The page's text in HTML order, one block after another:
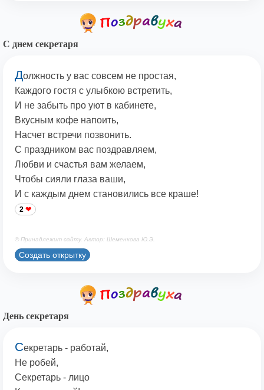
С днем секретаря
Должность у вас совсем не простая,
Каждого гостя с улыбкою встретить,
И не забыть про уют в кабинете,
Вкусным кофе напоить,
Насчет встречи позвонить.
С праздником вас поздравляем,
Любви и счастья вам желаем,
Чтобы сияли глаза ваши,
И с каждым днем становились все краше!
2
© Принадлежит сайту. Автор: Шеменкова Ю.Э.
Создать открытку
День секретаря
Секретарь - работай,
Не робей,
Секретарь - лицо